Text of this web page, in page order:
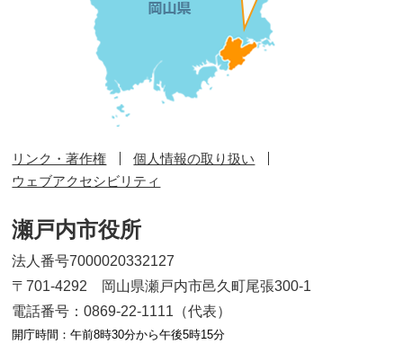
リンク・著作権
個人情報の取り扱い
ウェブアクセシビリティ
瀬戸内市役所
法人番号7000020332127
〒701-4292 岡山県瀬戸内市邑久町尾張300-1
電話番号：0869-22-1111（代表）
開庁時間：午前8時30分から午後5時15分